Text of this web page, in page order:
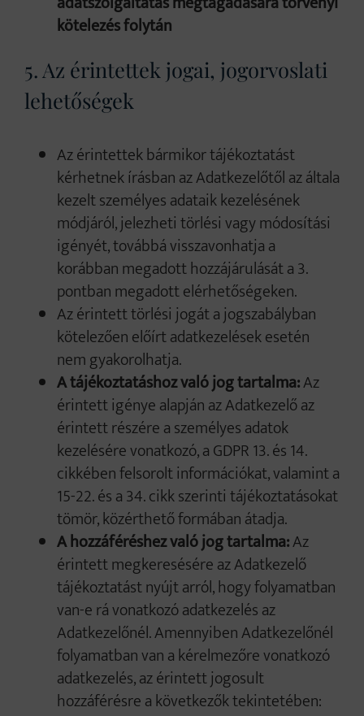
kötelezés folytán
5. Az érintettek jogai, jogorvoslati
lehetőségek
Az érintettek bármikor tájékoztatást
kérhetnek írásban az Adatkezelőtől az általa
kezelt személyes adataik kezelésének
módjáról, jelezheti törlési vagy módosítási
igényét, továbbá visszavonhatja a
korábban megadott hozzájárulását a 3.
pontban megadott elérhetőségeken.
Az érintett törlési jogát a jogszabályban
kötelezően előírt adatkezelések esetén
nem gyakorolhatja.
A tájékoztatáshoz való jog tartalma:Az
érintett igénye alapján az Adatkezelő az
érintett részére a személyes adatok
kezelésére vonatkozó, a GDPR 13. és 14.
cikkében felsorolt információkat, valamint a
15-22. és a 34. cikk szerinti tájékoztatásokat
tömör, közérthető formában átadja.
A hozzáféréshez való jog tartalma:Az
érintett megkeresésére az Adatkezelő
tájékoztatást nyújt arról, hogy folyamatban
van-e rá vonatkozó adatkezelés az
Adatkezelőnél. Amennyiben Adatkezelőnél
folyamatban van a kérelmezőre vonatkozó
adatkezelés, az érintett jogosult
hozzáférésre a következők tekintetében: